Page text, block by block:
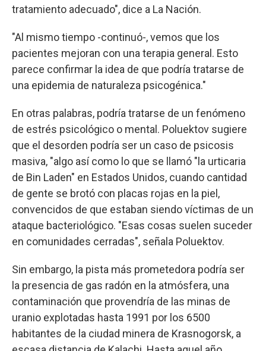
tratamiento adecuado", dice a La Nación.
"Al mismo tiempo -continuó-, vemos que los
pacientes mejoran con una terapia general. Esto
parece confirmar la idea de que podría tratarse de
una epidemia de naturaleza psicogénica."
En otras palabras, podría tratarse de un fenómeno
de estrés psicológico o mental. Poluektov sugiere
que el desorden podría ser un caso de psicosis
masiva, "algo así como lo que se llamó "la urticaria
de Bin Laden" en Estados Unidos, cuando cantidad
de gente se brotó con placas rojas en la piel,
convencidos de que estaban siendo víctimas de un
ataque bacteriológico. "Esas cosas suelen suceder
en comunidades cerradas", señala Poluektov.
Sin embargo, la pista más prometedora podría ser
la presencia de gas radón en la atmósfera, una
contaminación que provendría de las minas de
uranio explotadas hasta 1991 por los 6500
habitantes de la ciudad minera de Krasnogorsk, a